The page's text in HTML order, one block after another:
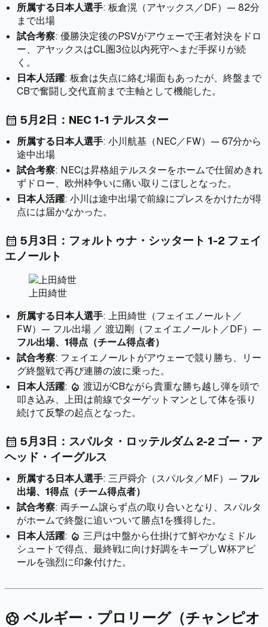
所属する日本人選手: 板倉滉（アヤックス／DF）— 82分
まで出場
試合考察: 優勝決定後のPSVがアウェーで王者対決をドロ
ー、アヤックスはCL圏3位以内死守へまだ手探りが続
く。
日本人活躍: 板倉は失点に絡む場面もあったが、終盤まで
CBで奮闘し交代直前まで主軸として機能した。
calendar_month 5月2日：NEC 1-1 テルスター
所属する日本人選手: 小川航基（NEC／FW）— 67分から
途中出場
試合考察: NECは昇格組テルスターをホームで仕留めきれ
ずドロー、欧州枠争いに痛い取りこぼしとなった。
日本人活躍: 小川は途中出場で前線にプレスをかけたが得
点には届かなかった。
calendar_month 5月3日：フォルトゥナ・シッタート 1-2 フェイ
エノールト
上田綺世
所属する日本人選手: 上田綺世（フェイエノールト／
FW）— フル出場 ／ 渡辺剛（フェイエノールト／DF）—
フル出場、1得点（チーム得点者）
試合考察: フェイエノールトがアウェーで競り勝ち、リー
グ終盤戦で再び連勝の波に乗った。
日本人活躍: local_fire_department 渡辺がCBながら貴重な勝ち越し弾を頭で
叩き込み、上田は前線でターゲットマンとして体を張り
続けて反撃の起点となった。
calendar_month 5月3日：スパルタ・ロッテルダム 2-2 ゴー・ア
ヘッド・イーグルス
所属する日本人選手: 三戸舜介（スパルタ／MF）— フル
出場、1得点（チーム得点者）
試合考察: 両チーム譲らず点の取り合いとなり、スパルタ
がホームで終盤に追いついて勝点1を獲得した。
日本人活躍: local_fire_department 三戸は中盤から仕掛けて鮮やかなミドル
シュートで得点、最終戦に向け好調をキープしW杯アピ
ールを強烈に印象付けた。
sports_soccer ベルギー・プロリーグ（チャンピオ